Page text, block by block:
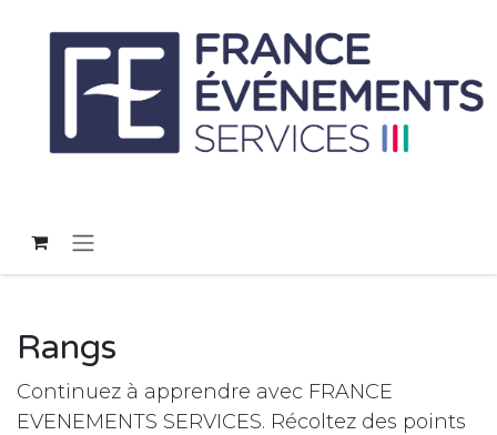
Rangs
Continuez à apprendre avec FRANCE
EVENEMENTS SERVICES. Récoltez des points